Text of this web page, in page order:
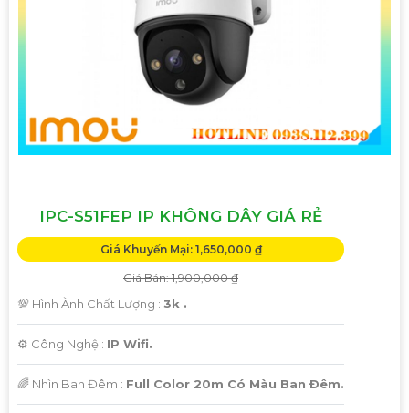
IPC-S51FEP IP KHÔNG DÂY GIÁ RẺ
Giá Khuyến Mại: 1,650,000 ₫
Giá Bán: 1,900,000 ₫
💯 Hình Ành Chất Lượng : 3k .
⚙ Công Nghệ : IP Wifi.
🌈 Nhìn Ban Đêm : Full Color 20m Có Màu Ban Ðêm.